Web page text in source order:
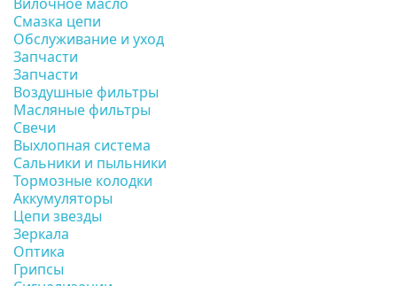
Смазка цепи
Обслуживание и уход
Запчасти
Запчасти
Воздушные фильтры
Масляные фильтры
Свечи
Выхлопная система
Сальники и пыльники
Тормозные колодки
Аккумуляторы
Цепи звезды
Зеркала
Оптика
Грипсы